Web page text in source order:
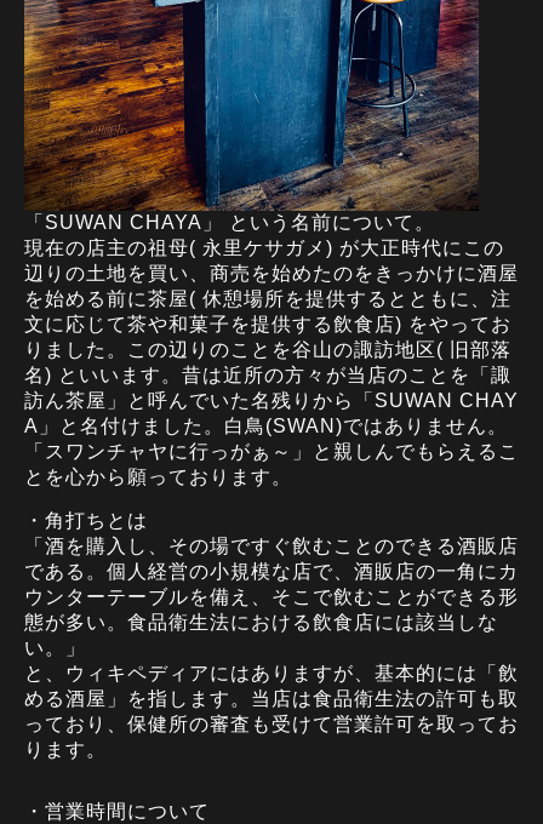
「SUWAN CHAYA」 という名前について。
現在の店主の祖母( 永里ケサガメ) が大正時代にこの
辺りの土地を買い、商売を始めたのをきっかけに酒屋
を始める前に茶屋( 休憩場所を提供するとともに、注
文に応じて茶や和菓子を提供する飲食店) をやってお
りました。この辺りのことを谷山の諏訪地区( 旧部落
名) といいます。昔は近所の方々が当店のことを「諏
訪ん茶屋」と呼んでいた名残りから「SUWAN CHAY
A」と名付けました。白鳥(SWAN)ではありません。
「スワンチャヤに行っがぁ～」と親しんでもらえるこ
とを心から願っております。
・角打ちとは
「酒を購入し、その場ですぐ飲むことのできる酒販店
である。 個人経営の小規模な店で、酒販店の一角にカ
ウンターテーブルを備え、そこで飲むことができる形
態が多い。 食品衛生法における飲食店には該当しな
い。」
と、ウィキペディアにはありますが、基本的には「飲
める酒屋」を指します。当店は食品衛生法の許可も取
っており、保健所の審査も受けて営業許可を取ってお
ります。
・営業時間について